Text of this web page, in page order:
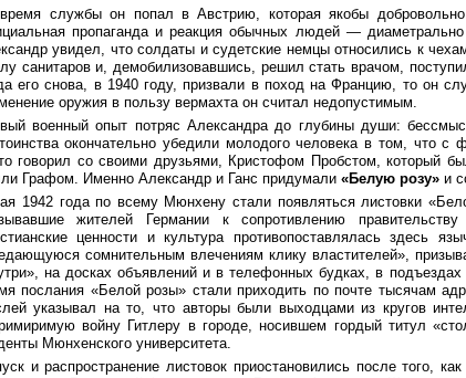
службы он попал в Австрию, которая якобы
пропаганда и реакция обычных людей —
увидел, что солдаты и судетские немцы относились к
санитаров и, демобилизовавшись, решил стать врачом,
его снова, в 1940 году, призвали в поход на Францию, то он
оружия в пользу вермахта он считал недопустимым.
военный опыт потряс Александра до глубины души:
окончательно убедили молодого человека в том, что
говорил со своими друзьями, Кристофом Пробстом, который
Графом. Именно Александр и Ганс придумали «Белую розу»и
1942 года по всему Мюнхену стали появляться листовки
жителей Германии к сопротивлению
ценности и культура противопоставлялась здесь
сомнительным влечениям клику властителей»,
на досках объявлений и в телефонных будках, в
послания «Белой розы» стали приходить по почте тысячам
указывал на то, что авторы были выходцами из кругов
войну Гитлеру в городе, носившем гордый титул
Мюнхенского университета.
и распространение листовок приостановились после того,